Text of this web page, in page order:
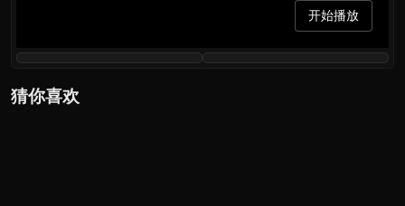
开始播放
猜你喜欢